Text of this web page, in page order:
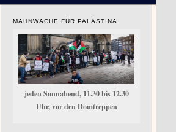
MAHNWACHE FÜR PALÄSTINA
jeden Sonnabend, 11.30 bis 12.30
Uhr, vor den Domtreppen